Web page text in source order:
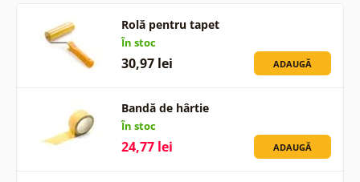
Rolă pentru tapet
În stoc
30,97 lei ADAUGĂ
Bandă de hârtie
În stoc
24,77 lei ADAUGĂ